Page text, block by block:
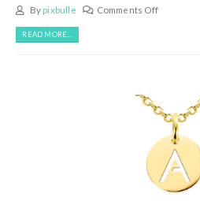
Bypixbulle Comments Off
READ MORE...